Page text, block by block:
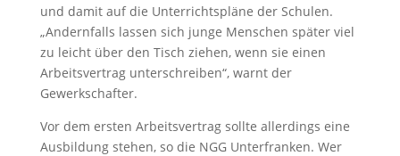
und damit auf die Unterrichtspläne der Schulen.
„Andernfalls lassen sich junge Menschen später viel
zu leicht über den Tisch ziehen, wenn sie einen
Arbeitsvertrag unterschreiben“, warnt der
Gewerkschafter.
Vor dem ersten Arbeitsvertrag sollte allerdings eine
Ausbildung stehen, so die NGG Unterfranken. Wer